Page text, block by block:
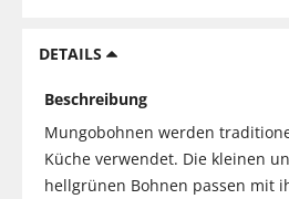
DETAILS
Beschreibung
Mungobohnen werden
Küche verwendet. Die kleinen
hellgrünen Bohnen passen mit